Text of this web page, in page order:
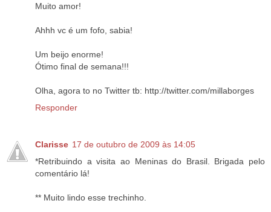
Muito amor!
Ahhh vc é um fofo, sabia!
Um beijo enorme!
Ótimo final de semana!!!
Olha, agora to no Twitter tb: http://twitter.com/millaborges
Responder
Clarisse 17 de outubro de 2009 às 14:05
*Retribuindo a visita ao Meninas do Brasil. Brigada pelo
comentário lá!
** Muito lindo esse trechinho.